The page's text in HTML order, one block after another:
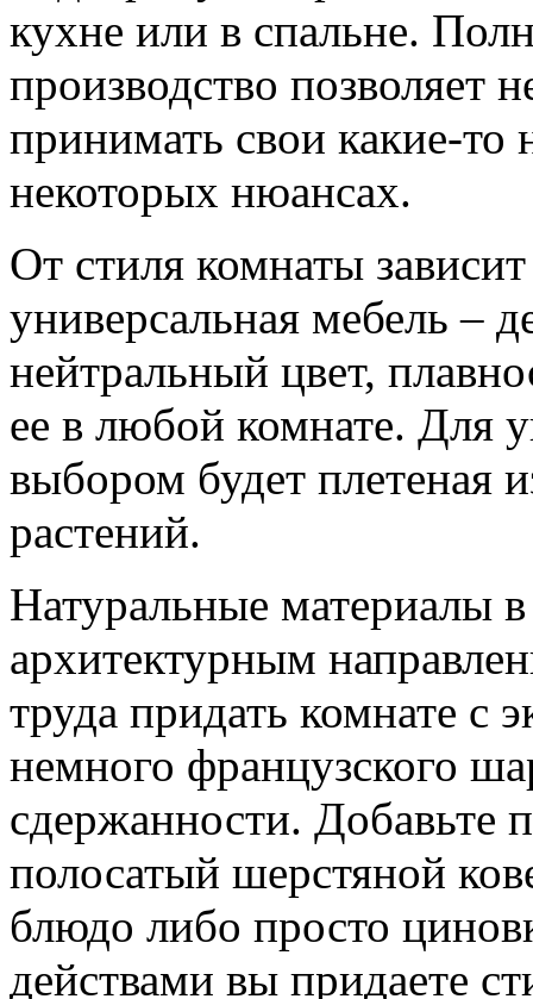
кухне или в спальне.
производство позволяет
принимать свои какие-
некоторых нюансах.
От стиля комнаты
универсальная мебель –
нейтральный цвет,
ее в любой комнате. Для
выбором будет плетеная
растений.
Натуральные материалы
архитектурным
труда придать комнате с
немного французского
сдержанности. Добавьте
полосатый шерстяной
блюдо либо просто
действами вы придаете